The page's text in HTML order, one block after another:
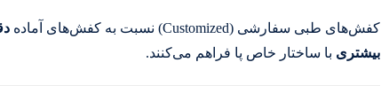
کفش‌های طبی سفارشی (Customized) نسبت به کفش‌های آماده
بیشتری با ساختار خاص پا فراهم می‌کنند.